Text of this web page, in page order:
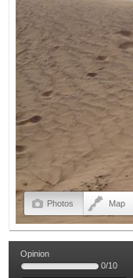
Photos Map
Opinion
0/10